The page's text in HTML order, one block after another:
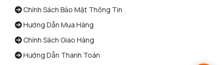
Chính Sách Bảo Mật Thông Tin
Hướng Dẫn Mua Hàng
Chính Sách Giao Hàng
Hướng Dẫn Thanh Toán